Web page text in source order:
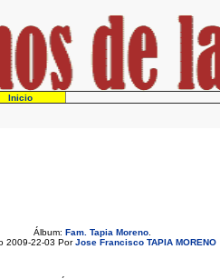
Inicio
Álbum: Fam. Tapia Moreno
2009-22-03 PorJose Francisco TAPIA MORENO